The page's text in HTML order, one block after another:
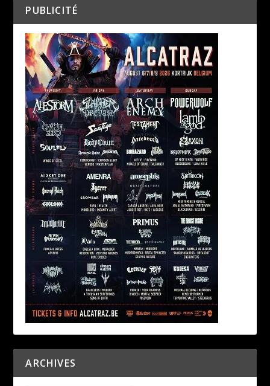
PUBLICITÉ
ARCHIVES